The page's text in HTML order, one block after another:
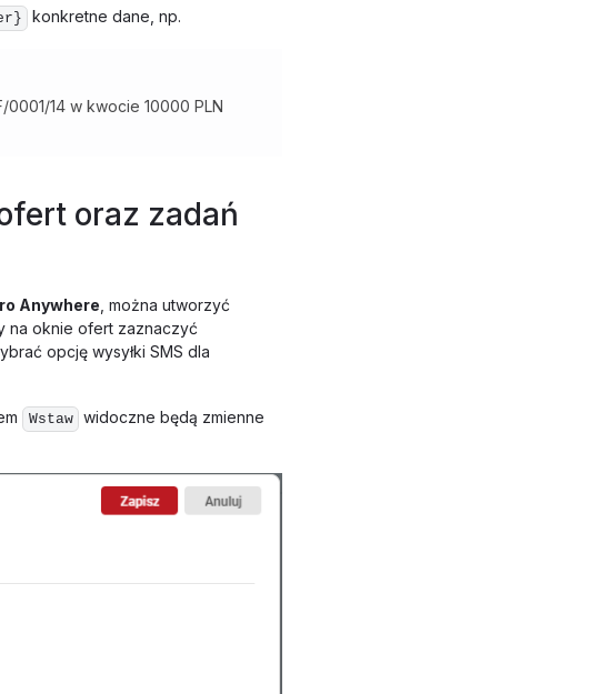
konkretne dane, np.
14 w kwocie 10000 PLN
oraz zadań
Anywhere , można utworzyć
na oknie ofert zaznaczyć
opcję wysyłki SMS dla
Wstaw
widoczne będą zmienne